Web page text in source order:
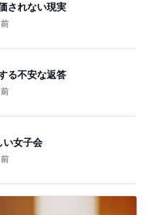
されない現実
る不安な返答
い女子会